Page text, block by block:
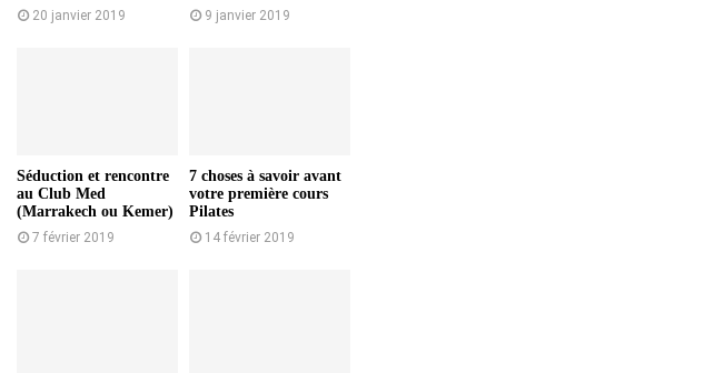
20 janvier 2019 9 janvier 2019
Séduction et rencontre
au Club Med
(Marrakech ou Kemer)
7 février 2019
7 choses à savoir avant
votre première cours
Pilates
14 février 2019